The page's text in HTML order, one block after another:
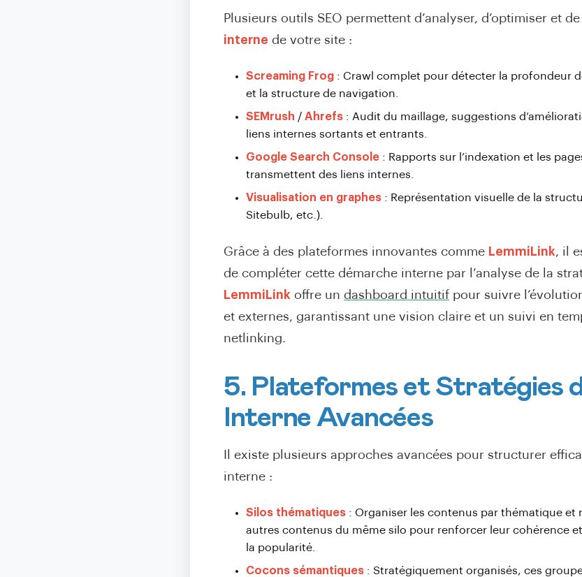
Plusieurs outils SEO permettent d’analyser, d’optimiser et
interne de votre site :
Screaming Frog : Crawl complet pour détecter la profondeur
et la structure de navigation.
SEMrush / Ahrefs : Audit du maillage, suggestions
liens internes sortants et entrants.
Google Search Console : Rapports sur l’indexation et les
transmettent des liens internes.
Visualisation en graphes : Représentation visuelle de la
Sitebulb, etc.).
Grâce à des plateformes innovantes comme LemmiLink, il
de compléter cette démarche interne par l’analyse de la
LemmiLink offre un dashboard intuitif pour suivre
et externes, garantissant une vision claire et un suivi en
netlinking.
5. Plateformes et Stratégies
Interne Avancées
Il existe plusieurs approches avancées pour structurer
interne :
Silos thématiques : Organiser les contenus par thématique et
autres contenus du même silo pour renforcer leur cohérence
la popularité
Cocons sémantiques : Stratégiquement organisés, ces